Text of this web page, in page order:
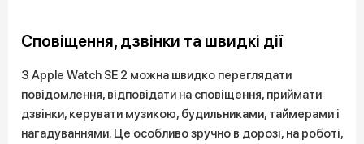
Сповіщення, дзвінки та швидкі дії
З Apple Watch SE 2 можна швидко переглядати
повідомлення, відповідати на сповіщення, приймати
дзвінки, керувати музикою, будильниками, таймерами і
нагадуваннями. Це особливо зручно в дорозі, на роботі,